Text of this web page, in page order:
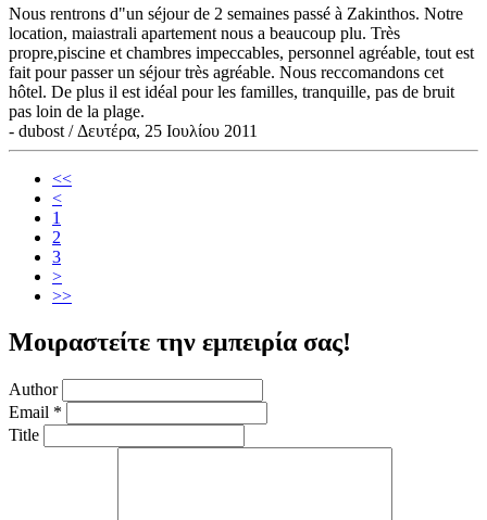
Nous rentrons d"un séjour de 2 semaines passé à Zakinthos. Notre
location, maiastrali apartement nous a beaucoup plu. Très
propre,piscine et chambres impeccables, personnel agréable, tout est
fait pour passer un séjour très agréable. Nous reccomandons cet
hôtel. De plus il est idéal pour les familles, tranquille, pas de bruit
pas loin de la plage.
- dubost / Δευτέρα, 25 Ιουλίου 2011
<<
<
1
2
3
>
>>
Μοιραστείτε την εμπειρία σας!
Author
Email *
Title